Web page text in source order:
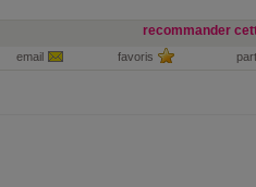
recommander
email favoris